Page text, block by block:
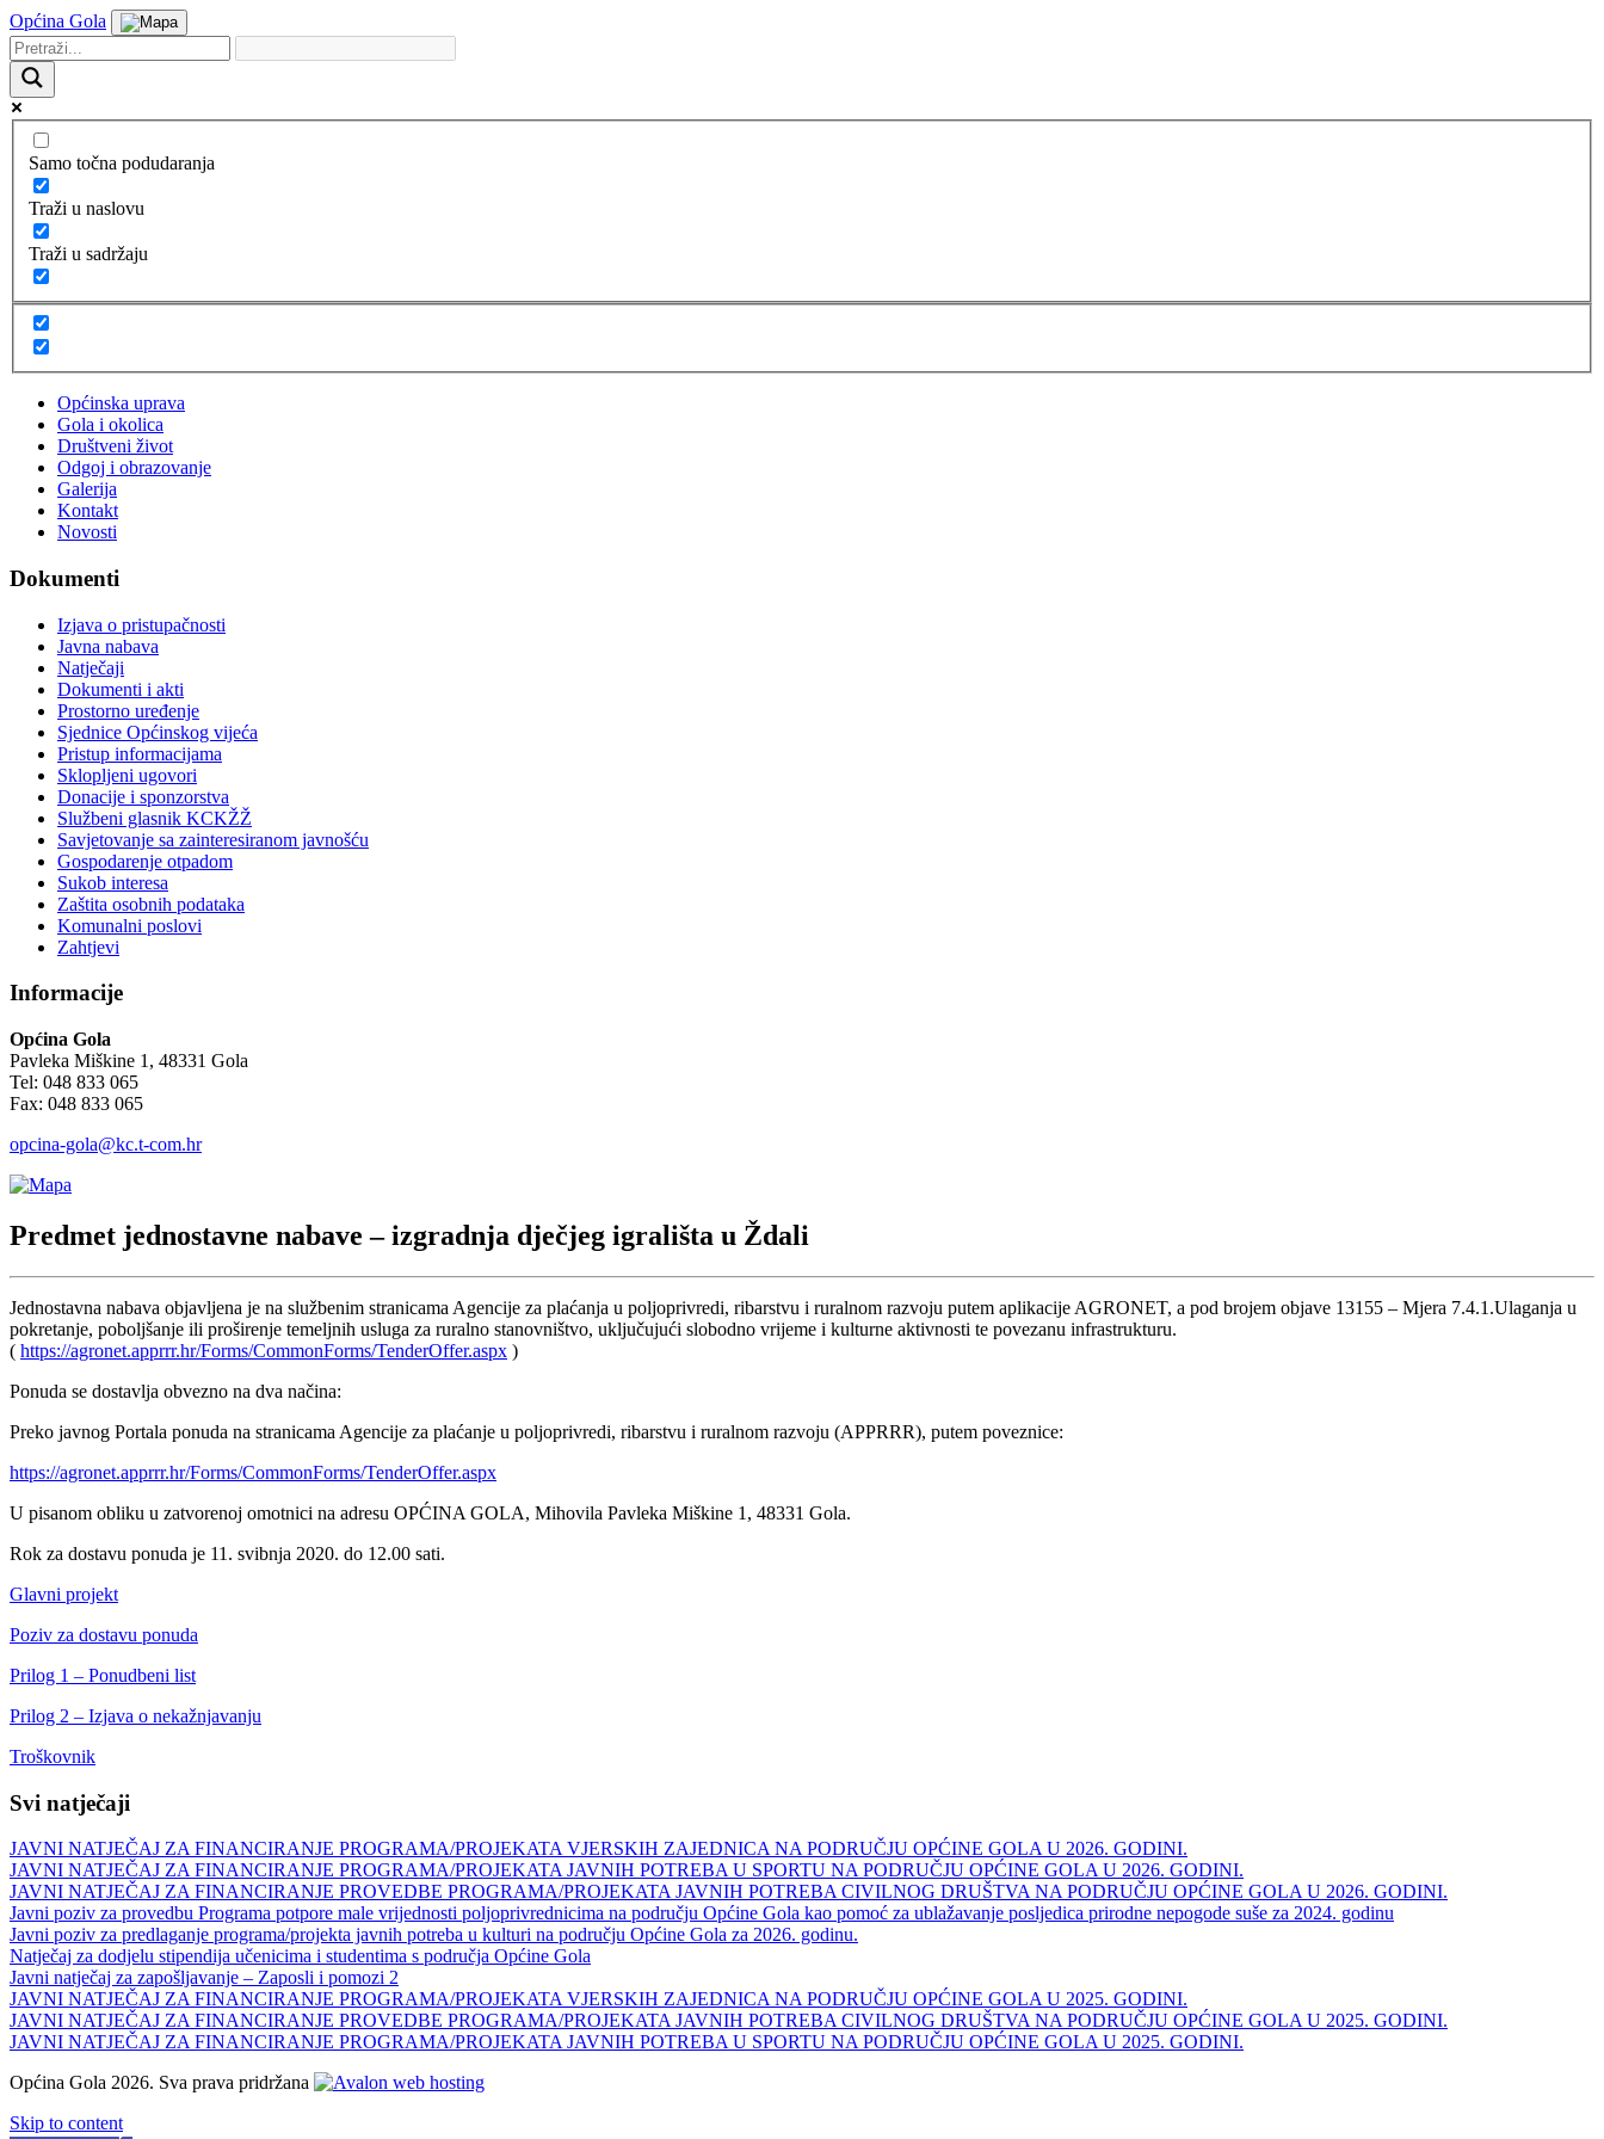
Općina Gola
Samo točna podudaranja
Traži u naslovu
Traži u sadržaju
Općinska uprava
Gola i okolica
Društveni život
Odgoj i obrazovanje
Galerija
Kontakt
Novosti
Dokumenti
Izjava o pristupačnosti
Javna nabava
Natječaji
Dokumenti i akti
Prostorno uređenje
Sjednice Općinskog vijeća
Pristup informacijama
Sklopljeni ugovori
Donacije i sponzorstva
Službeni glasnik KCKŽŽ
Savjetovanje sa zainteresiranom javnošću
Gospodarenje otpadom
Sukob interesa
Zaštita osobnih podataka
Komunalni poslovi
Zahtjevi
Informacije
Općina Gola
Pavleka Miškine 1, 48331 Gola
Tel: 048 833 065
Fax: 048 833 065
opcina-gola@kc.t-com.hr
Predmet jednostavne nabave – izgradnja dječjeg igrališta u Ždali
Jednostavna nabava objavljena je na službenim stranicama Agencije za plaćanja u poljoprivredi, ribarstvu i ruralnom razvoju putem aplikacije AGRONET, a pod brojem objave 13155 – Mjera 7.4.1.Ulaganja u
pokretanje, poboljšanje ili proširenje temeljnih usluga za ruralno stanovništvo, uključujući slobodno vrijeme i kulturne aktivnosti te povezanu infrastrukturu.
( https://agronet.apprrr.hr/Forms/CommonForms/TenderOffer.aspx )
Ponuda se dostavlja obvezno na dva načina:
Preko javnog Portala ponuda na stranicama Agencije za plaćanje u poljoprivredi, ribarstvu i ruralnom razvoju (APPRRR), putem poveznice:
https://agronet.apprrr.hr/Forms/CommonForms/TenderOffer.aspx
U pisanom obliku u zatvorenoj omotnici na adresu OPĆINA GOLA, Mihovila Pavleka Miškine 1, 48331 Gola.
Rok za dostavu ponuda je 11. svibnja 2020. do 12.00 sati.
Glavni projekt
Poziv za dostavu ponuda
Prilog 1 – Ponudbeni list
Prilog 2 – Izjava o nekažnjavanju
Troškovnik
Svi natječaji
JAVNI NATJEČAJ ZA FINANCIRANJE PROGRAMA/PROJEKATA VJERSKIH ZAJEDNICA NA PODRUČJU OPĆINE GOLA U 2026. GODINI.
JAVNI NATJEČAJ ZA FINANCIRANJE PROGRAMA/PROJEKATA JAVNIH POTREBA U SPORTU NA PODRUČJU OPĆINE GOLA U 2026. GODINI.
JAVNI NATJEČAJ ZA FINANCIRANJE PROVEDBE PROGRAMA/PROJEKATA JAVNIH POTREBA CIVILNOG DRUŠTVA NA PODRUČJU OPĆINE GOLA U 2026. GODINI.
Javni poziv za provedbu Programa potpore male vrijednosti poljoprivrednicima na području Općine Gola kao pomoć za ublažavanje posljedica prirodne nepogode suše za 2024. godinu
Javni poziv za predlaganje programa/projekta javnih potreba u kulturi na području Općine Gola za 2026. godinu.
Natječaj za dodjelu stipendija učenicima i studentima s područja Općine Gola
Javni natječaj za zapošljavanje – Zaposli i pomozi 2
JAVNI NATJEČAJ ZA FINANCIRANJE PROGRAMA/PROJEKATA VJERSKIH ZAJEDNICA NA PODRUČJU OPĆINE GOLA U 2025. GODINI.
JAVNI NATJEČAJ ZA FINANCIRANJE PROVEDBE PROGRAMA/PROJEKATA JAVNIH POTREBA CIVILNOG DRUŠTVA NA PODRUČJU OPĆINE GOLA U 2025. GODINI.
JAVNI NATJEČAJ ZA FINANCIRANJE PROGRAMA/PROJEKATA JAVNIH POTREBA U SPORTU NA PODRUČJU OPĆINE GOLA U 2025. GODINI.
Općina Gola 2026. Sva prava pridržana
Skip to content